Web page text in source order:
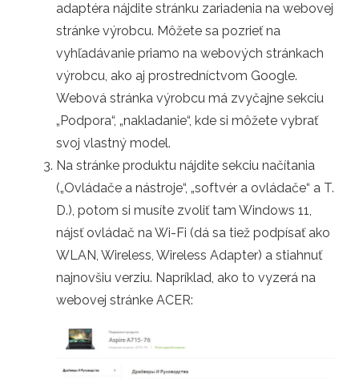
adaptéra nájdite stránku zariadenia na webovej
stránke výrobcu. Môžete sa pozrieť na
vyhľadávanie priamo na webových stránkach
výrobcu, ako aj prostredníctvom Google.
Webová stránka výrobcu má zvyčajne sekciu
„Podpora“, „nakladanie“, kde si môžete vybrať
svoj vlastný model.
Na stránke produktu nájdite sekciu načítania
(„Ovládače a nástroje“, „softvér a ovládače“ a T.
D.), potom si musíte zvoliť tam Windows 11,
nájsť ovládač na Wi-Fi (dá sa tiež podpísať ako
WLAN, Wireless, Wireless Adapter) a stiahnuť
najnovšiu verziu. Napríklad, ako to vyzerá na
webovej stránke ACER: